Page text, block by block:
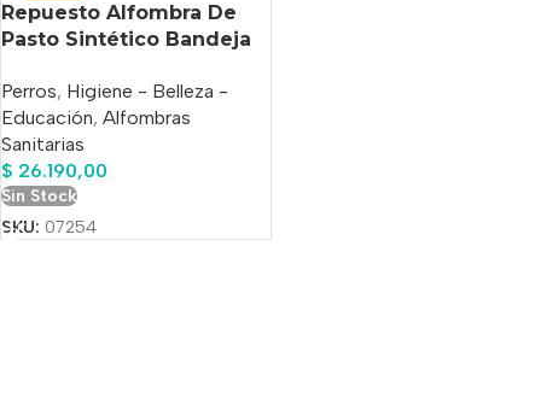
Repuesto Alfombra De
Pasto Sintético Bandeja
Perros, Higiene - Belleza -
Educación, Alfombras
Sanitarias
$ 26.190,00
Sin Stock
SKU: 07254